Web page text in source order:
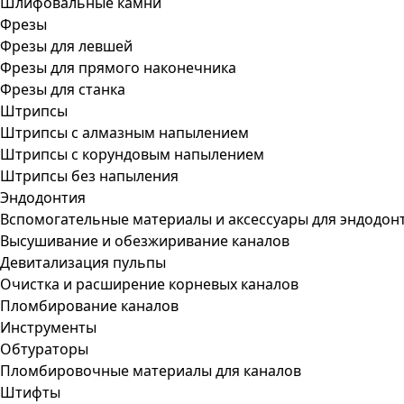
Фрезы
Фрезы для левшей
Фрезы для прямого наконечника
Фрезы для станка
Штрипсы
Штрипсы c алмазным напылением
Штрипсы c корундовым напылением
Штрипсы без напыления
Эндодонтия
Вспомогательные материалы и аксессуары для
Высушивание и обезжиривание каналов
Девитализация пульпы
Очистка и расширение корневых каналов
Пломбирование каналов
Инструменты
Обтураторы
Пломбировочные материалы для каналов
Штифты